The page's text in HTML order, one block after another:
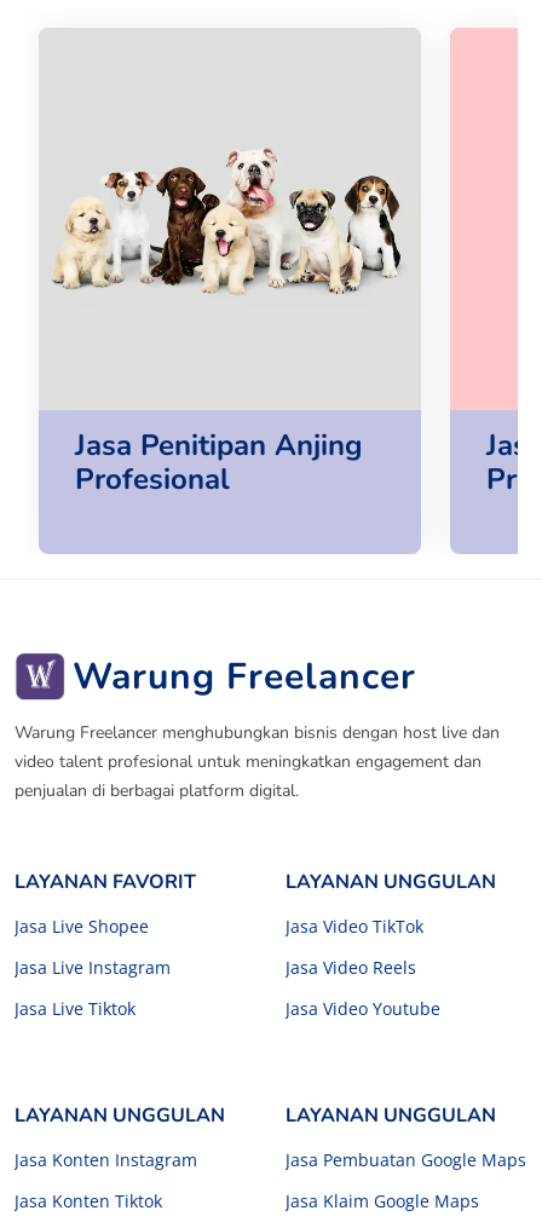
Jasa Penitipan Anjing
Profesional
Warung Freelancer
Warung Freelancer menghubungkan bisnis dengan host live dan
video talent profesional untuk meningkatkan engagement dan
penjualan di berbagai platform digital.
LAYANAN FAVORIT
Jasa Live Shopee
Jasa Live Instagram
Jasa Live Tiktok
LAYANAN UNGGULAN
Jasa Video TikTok
Jasa Video Reels
Jasa Video Youtube
LAYANAN UNGGULAN
Jasa Konten Instagram
Jasa Konten Tiktok
LAYANAN UNGGULAN
Jasa Pembuatan Google Maps
Jasa Klaim Google Maps